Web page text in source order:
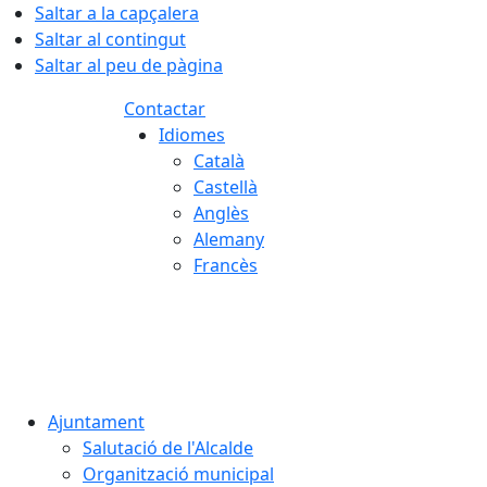
Saltar a la capçalera
Saltar al contingut
Saltar al peu de pàgina
Contactar
Idiomes
Català
Castellà
Anglès
Alemany
Francès
Ajuntament
Salutació de l'Alcalde
Organització municipal